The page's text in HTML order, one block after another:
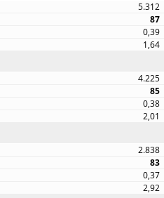
5.312
87
0,39
1,64
4.225
85
0,38
2,01
2.838
83
0,37
2,92